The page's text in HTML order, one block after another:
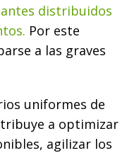
distribuidos
Por este
a las graves
uniformes de
a optimizar
agilizar los